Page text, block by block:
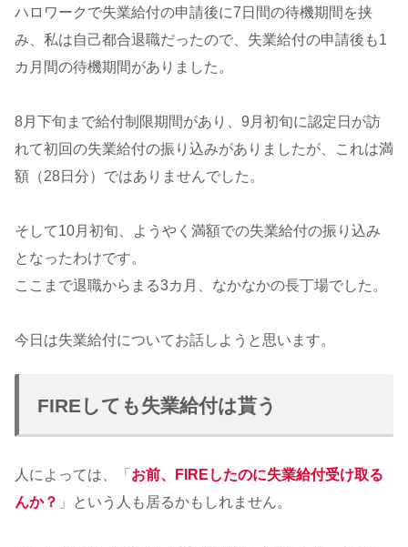
ハロワークで失業給付の申請後に7日間の待機期間を挟
み、私は自己都合退職だったので、失業給付の申請後も1
カ月間の待機期間がありました。
8月下旬まで給付制限期間があり、9月初旬に認定日が訪
れて初回の失業給付の振り込みがありましたが、これは満
額（28日分）ではありませんでした。
そして10月初旬、ようやく満額での失業給付の振り込み
となったわけです。
ここまで退職からまる3カ月、なかなかの長丁場でした。
今日は失業給付についてお話しようと思います。
FIREしても失業給付は貰う
人によっては、「 お前、FIREしたのに失業給付受け取る
んか？ 」という人も居るかもしれません。